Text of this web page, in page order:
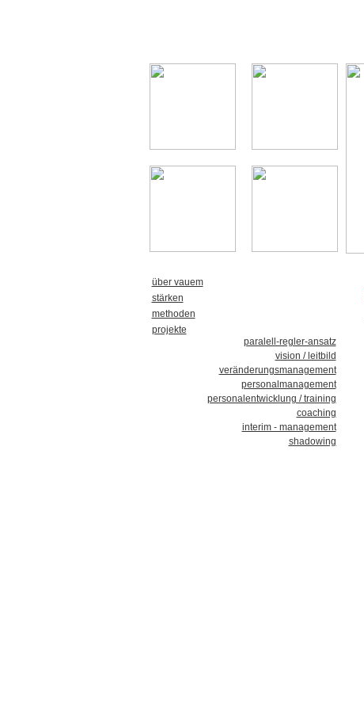
über vauem
stärken
methoden
projekte
paralell-regler-ansatz
vision / leitbild
veränderungsmanagement
personalmanagement
personalentwicklung / training
coaching
interim - management
shadowing